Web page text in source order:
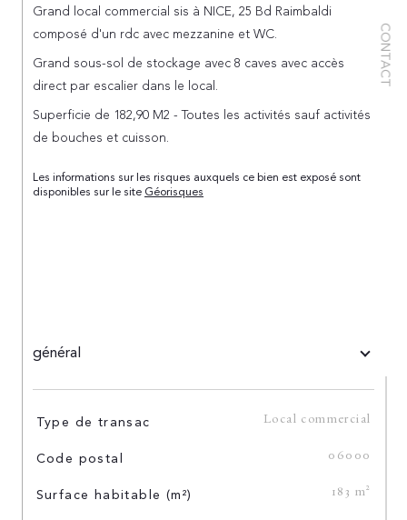
CONTACT
Grand local commercial sis à NICE, 25 Bd Raimbaldi
composé d'un rdc avec mezzanine et WC.
Grand sous-sol de stockage avec 8 caves avec accès
direct par escalier dans le local.
Superficie de 182,90 M2 - Toutes les activités sauf activités
de bouches et cuisson.
Les informations sur les risques auxquels ce bien est exposé sont
disponibles sur le site Géorisques
général
TRAD_SIROCCO_Caracteristique
Type de transac Local commercial
Code postal 06000
Surface habitable (m²) 183 m²